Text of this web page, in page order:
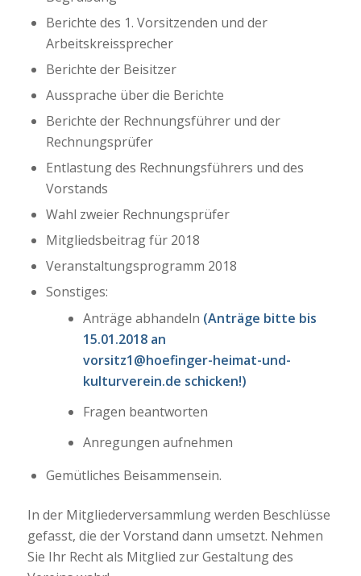
Berichte des 1. Vorsitzenden und der
Arbeitskreissprecher
Berichte der Beisitzer
Aussprache über die Berichte
Berichte der Rechnungsführer und der
Rechnungsprüfer
Entlastung des Rechnungsführers und des
Vorstands
Wahl zweier Rechnungsprüfer
Mitgliedsbeitrag für 2018
Veranstaltungsprogramm 2018
Sonstiges:
Anträge abhandeln (Anträge bitte bis
15.01.2018 an
vorsitz1@hoefinger-heimat-und-
kulturverein.de schicken!)
Fragen beantworten
Anregungen aufnehmen
Gemütliches Beisammensein.
In der Mitgliederversammlung werden Beschlüsse
gefasst, die der Vorstand dann umsetzt. Nehmen
Sie Ihr Recht als Mitglied zur Gestaltung des